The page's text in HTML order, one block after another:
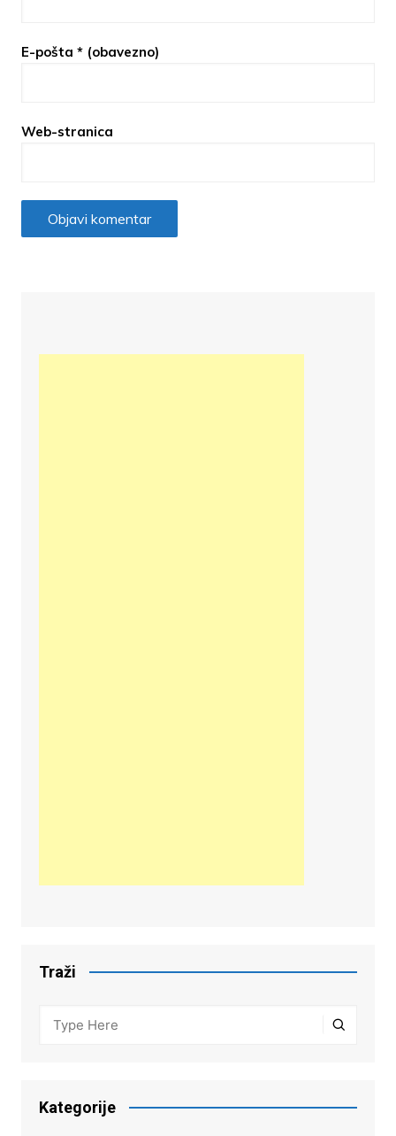
E-pošta * (obavezno)
Web-stranica
Traži
Kategorije